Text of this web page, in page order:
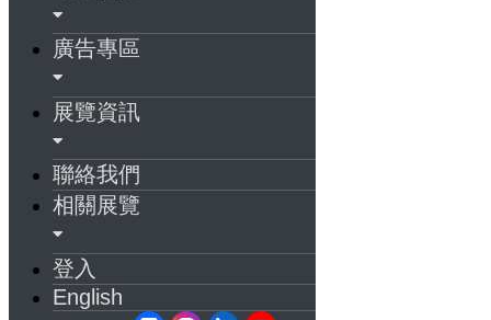
廣告專區
展覽資訊
聯絡我們
相關展覽
登入
English